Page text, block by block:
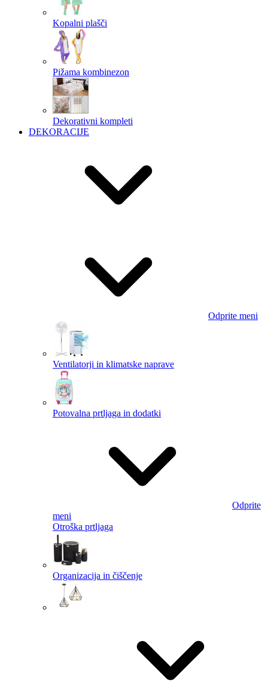
Kopalni plašči
Pižama kombinezon
Dekorativni kompleti
DEKORACIJE
Odprite meni
Ventilatorji in klimatske naprave
Potovalna prtljaga in dodatki
Odprite
meni
Otroška prtljaga
Organizacija in čiščenje